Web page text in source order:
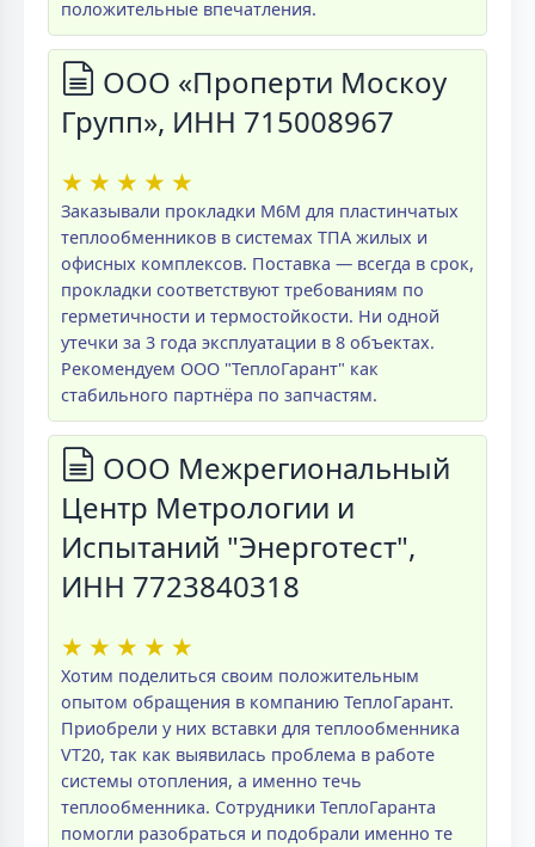
положительные впечатления.
ООО «Проперти Москоу
Групп», ИНН 715008967
★ ★ ★ ★ ★
Заказывали прокладки M6M для пластинчатых
теплообменников в системах ТПА жилых и
офисных комплексов. Поставка — всегда в срок,
прокладки соответствуют требованиям по
герметичности и термостойкости. Ни одной
утечки за 3 года эксплуатации в 8 объектах.
Рекомендуем ООО "ТеплоГарант" как
стабильного партнёра по запчастям.
ООО Межрегиональный
Центр Метрологии и
Испытаний "Энерготест",
ИНН 7723840318
★ ★ ★ ★ ★
Хотим поделиться своим положительным
опытом обращения в компанию ТеплоГарант.
Приобрели у них вставки для теплообменника
VT20, так как выявилась проблема в работе
системы отопления, а именно течь
теплообменника. Сотрудники ТеплоГаранта
помогли разобраться и подобрали именно те